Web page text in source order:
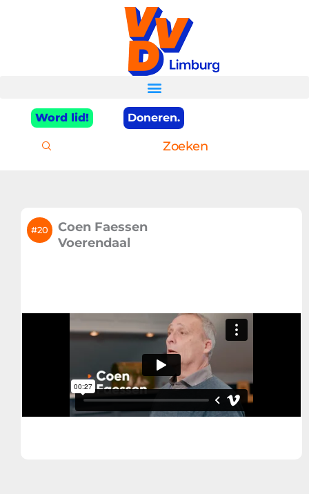
Word lid! Doneren.
Zoeken
#20
Coen Faessen
Voerendaal